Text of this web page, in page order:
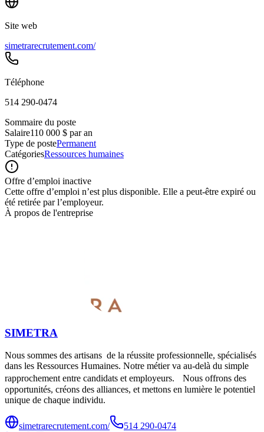
Site web
simetrarecrutement.com/
Téléphone
514 290-0474
Sommaire du poste
Salaire110 000 $ par an
Type de postePermanent
CatégoriesRessources humaines
Offre d’emploi inactive
Cette offre d’emploi n’est plus disponible. Elle a peut-être expiré ou
été retirée par l’employeur.
À propos de l'entreprise
SIMETRA
Nous sommes des artisans de la réussite professionnelle, spécialisés
dans les Ressources Humaines. Notre métier va au-delà du simple
rapprochement entre candidats et employeurs. Nous offrons des
opportunités, créons des alliances, et mettons en lumière le potentiel
unique de chaque individu.
simetrarecrutement.com/ 514 290-0474